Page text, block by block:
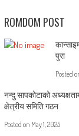
ROMDOM POST
पुरा
Posted
नन्दु सापकोटाको
क्षेत्रीय समिति गठन
Posted on May 1, 2025